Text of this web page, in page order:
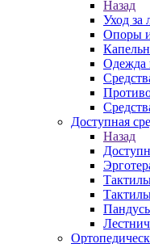
Назад
Уход за
Опоры
Одежда
Доступная
Назад